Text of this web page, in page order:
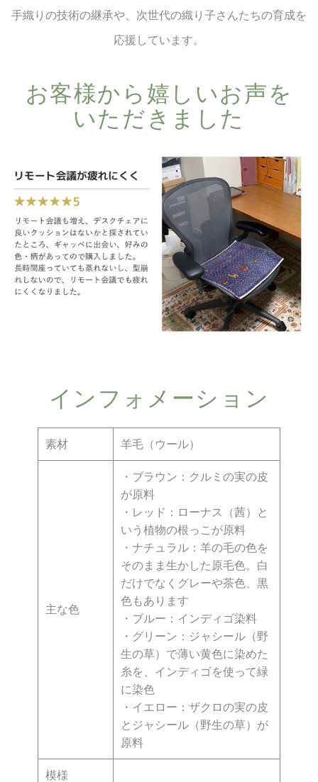
手織りの技術の継承や、次世代の織り子さんたちの育成を
応援しています。
お客様から​嬉しい​お声を​
いただきました
インフォメーション
素材 羊毛（ウール）
主な色
・ブラウン：クルミの実の皮
が原料
・レッド：ローナス（茜）と
いう植物の根っこが原料
・ナチュラル：羊の毛の色を
そのまま生かした原毛色。白
だけでなくグレーや茶色、黒
色もあります
・ブルー：インディゴ染料
・グリーン：ジャシール（野
生の草）で薄い黄色に染めた
糸を、インディゴを使って緑
に染色
・イエロー：ザクロの実の皮
とジャシール（野生の草）が
原料
模様